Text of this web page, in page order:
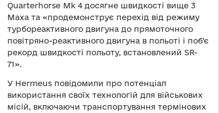
Quarterhorse Mk 4 досягне швидкості вище 3
Маха та «продемонструє перехід від режиму
турбореактивного двигуна до прямоточного
повітряно-реактивного двигуна в польоті і поб’є
рекорд швидкості польоту, встановлений SR-
71».
У Hermeus повідомили про потенціал
використання своїх технологій для військових
місій, включаючи транспортування термінових